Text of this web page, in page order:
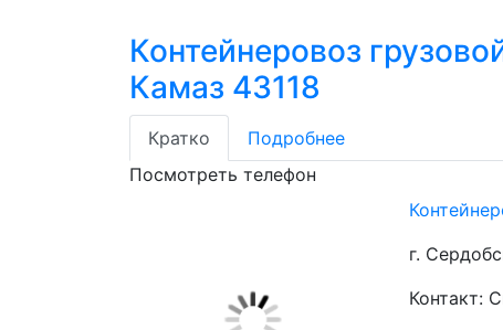
Контейнеровоз
Камаз 43118
Кратко
Подробнее
Посмотреть телефон
г.
Контакт: